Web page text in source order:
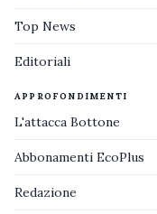
Top News
Editoriali
APPROFONDIMENTI
L'attacca Bottone
Abbonamenti EcoPlus
Redazione